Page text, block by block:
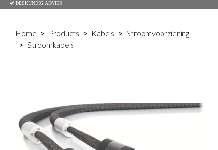
DESKUNDIG ADVIES
Home Products Kabels
Stroomvoorziening
Stroomkabels